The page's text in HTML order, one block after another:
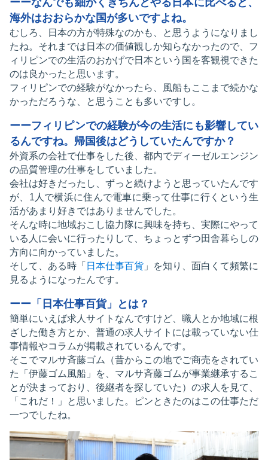
海外はおおらかな国が多いですよね。
むしろ、日本の方が特殊なのかも、と思うようになりまし
たね。それまでは日本の価値観しか知らなかったので、フ
ィリピンでの生活のおかげで日本という国を客観視できた
のは良かったと思います。
フィリピンでの経験がなかったら、風船もここまで続かな
かっただろうな、と思うことも多いですし。
ーーフィリピンでの経験が今の生活にも影響してい
るんですね。帰国後はどうしていたんですか？
外資系の会社で仕事をした後、都内でディーゼルエンジン
の品質管理の仕事をしていました。
会社は好きだったし、ずっと続けようと思っていたんです
が、1人で横浜に住んで電車に乗って仕事に行くという生
活があまり好きではありませんでした。
そんな時に地域おこし協力隊に興味を持ち、実際にやって
いる人に会いに行ったりして、ちょっとずつ田舎暮らしの
方向に向かっていました。
そして、ある時「 日本仕事百貨 」を知り、面白くて頻繁に
見るようになったんです。
ーー「日本仕事百貨」とは？
簡単にいえば求人サイトなんですけど、職人とか地域に根
ざした働き方とか、普通の求人サイトには載っていない仕
事情報やコラムが掲載されているんです。
そこでマルサ斉藤ゴム（昔からこの地でご商売をされてい
た「伊藤ゴム風船」を、マルサ斉藤ゴムが事業継承するこ
とが決まっており、後継者を探していた）の求人を見て、
「これだ！」と思いました。ピンときたのはこの仕事ただ
一つでしたね。